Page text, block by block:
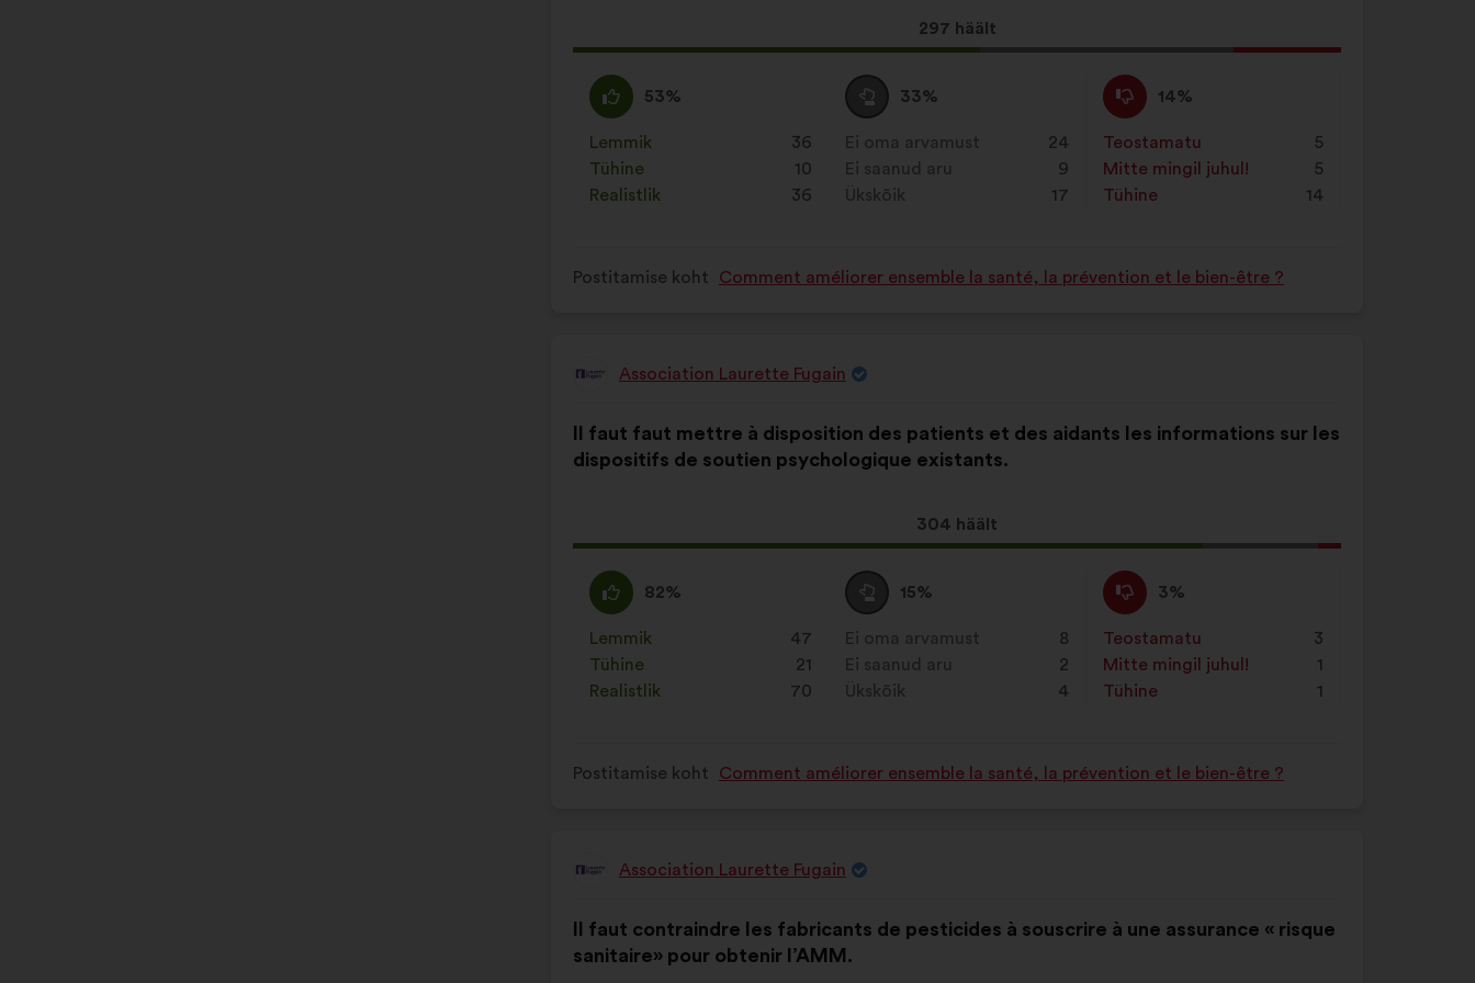
Selle
ettepaneku
297 häält
Olen
nõus
:
53%
See
ettepanek
kvalifitseeriti
järgmiselt:
Lemmik 36
korda
Tühine
: 10
korda
Realistlik
: 36
korda
Olen
erapooletu
:
33%
See
ettepanek
kvalifitseeriti
järgmiselt:
Ei oma arvamust
: 24
korda
Ei saanud aru
: 9
korda
Ükskõik
17
korda
Ei
ole
nõus
:
14%
See
ettepanek
kvalifitseeriti
järgmiselt:
Teostamatu
: 5
korda
Mitte mingil juhul!
: 5
korda
Tühine
: 14
korda
Postitamise koht Comment améliorer ensemble la santé, la prévention et le bien-être ?
Ettepaneku
Association Laurette Fugain
sisu:
Il faut faut mettre à disposition des patients et des aidants les informations sur les
dispositifs de soutien psychologique existants.
Selle
ettepaneku
304 häält
jaotus:
Olen
nõus
:
82%
See
ettepanek
kvalifitseeriti
järgmiselt:
Lemmik 47
korda
Tühine
: 21
korda
Realistlik
: 70
korda
Olen
erapooletu
:
15%
See
ettepanek
kvalifitseeriti
järgmiselt:
Ei oma arvamust
: 8
korda
Ei saanud aru
: 2
korda
Ükskõik
4
korda
Ei
ole
nõus
:
3%
See
ettepanek
kvalifitseeriti
järgmiselt:
Teostamatu
: 3
korda
Mitte mingil juhul!
: 1
korda
Tühine
: 1
korda
Postitamise koht Comment améliorer ensemble la santé, la prévention et le bien-être ?
Ettepaneku
Association Laurette Fugain
sisu:
Il faut contraindre les fabricants de pesticides à souscrire à une assurance « risque
sanitaire» pour obtenir l’AMM.
jaotus: